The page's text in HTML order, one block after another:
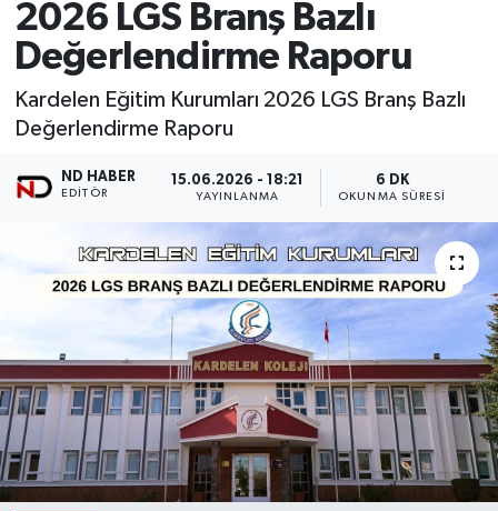
2026 LGS Branş Bazlı
Değerlendirme Raporu
Kardelen Eğitim Kurumları 2026 LGS Branş Bazlı
Değerlendirme Raporu
ND HABER
EDITÖR
15.06.2026 - 18:21
YAYINLANMA
6 DK
OKUNMA SÜRESI